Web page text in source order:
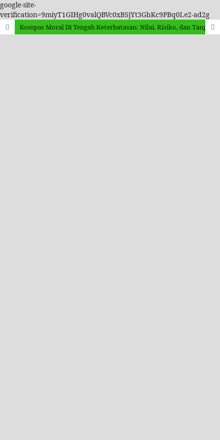
google-site-
verification=9miyT1GIHg0valQBVc0xBSjYt3GbKc9PBq0Le2-ad2g
Kompas Moral Di Tengah Keterbatasan: Nilai, Risiko, dan Tanggung Jawab Dalam Kepemimpinan Sekolah Menengah